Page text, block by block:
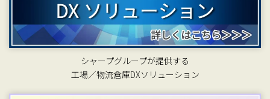
シャープグループが提供する
工場／物流倉庫DXソリューション